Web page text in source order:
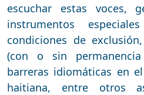
escuchar estas voces,
instrumentos
condiciones de
(con o sin
barreras idiomáticas en
haitiana, entre otros